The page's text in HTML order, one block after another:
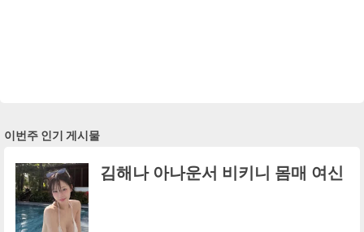
이번주 인기 게시물
김해나 아나운서 비키니 몸매 여신